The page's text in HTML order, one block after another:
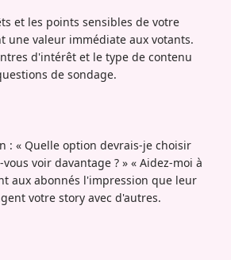
et les points sensibles de votre
une valeur immédiate aux votants.
d'intérêt et le type de contenu
de sondage.
: « Quelle option devrais-je choisir
voir davantage ? » « Aidez-moi à
aux abonnés l'impression que leur
votre story avec d'autres.